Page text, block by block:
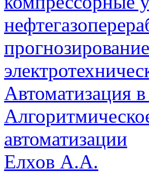
прогнозирование
Автоматизация
автоматизации
Елхов А.А.